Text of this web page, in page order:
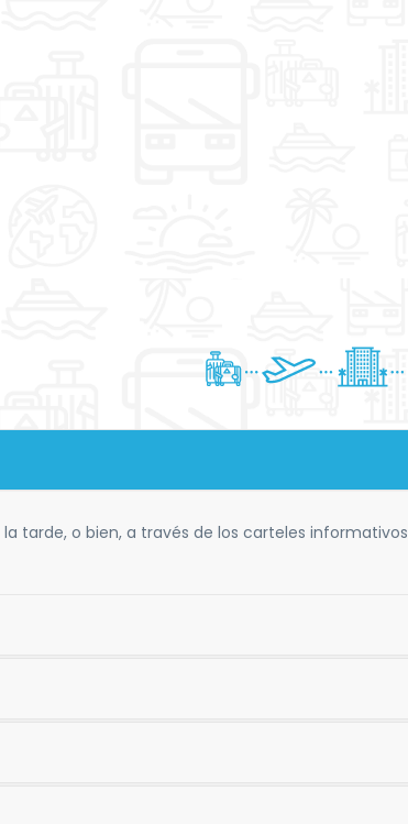
tarde, o bien, a través de los carteles informativos